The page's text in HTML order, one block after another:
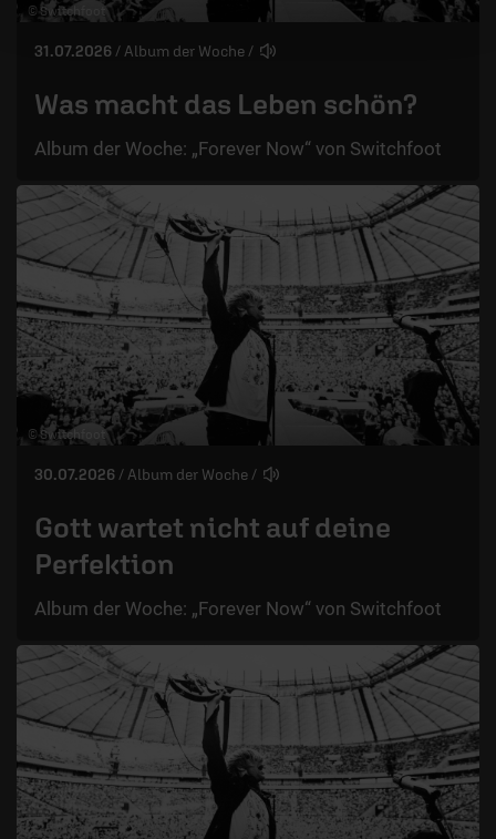
© Switchfoot
31.07.2026 / Album der Woche /
Was macht das Leben schön?
Album der Woche: „Forever Now“ von Switchfoot
© Switchfoot
30.07.2026 / Album der Woche /
Gott wartet nicht auf deine
Perfektion
Album der Woche: „Forever Now“ von Switchfoot